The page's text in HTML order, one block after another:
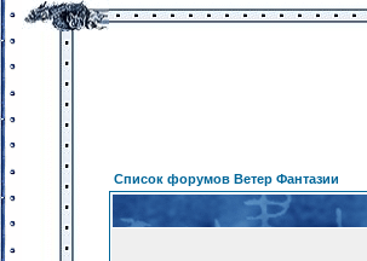
Список форумов Ветер Фантазии